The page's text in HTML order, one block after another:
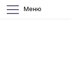
Меню